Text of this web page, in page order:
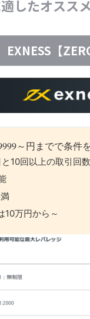
したオスス
EXNESS【
～円までで条件
10回以上の取引回
10万円から～